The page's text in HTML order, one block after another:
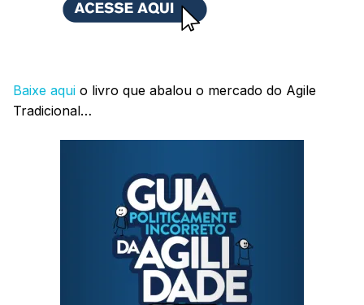
Baixe aqui o livro que abalou o mercado do Agile
Tradicional…